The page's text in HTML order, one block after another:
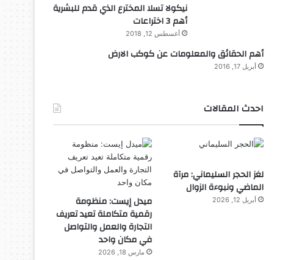
نيكولا تسلا المخترع الذي قدم للبشرية
أهم 3 اختراعات
أغسطس 12, 2018
أهم الحقائق والمعلومات عن كوكب الارض
أبريل 17, 2016
احدث المقالات
لغز الحجر السليماني: مرآة
الماضي ونبوءة الزوال
أبريل 12, 2026
ميدل إيست: منظومة
رقمية متكاملة تعيد تعريف
التجارة والعمل والتواصل
في مكان واحد
مارس 18, 2026